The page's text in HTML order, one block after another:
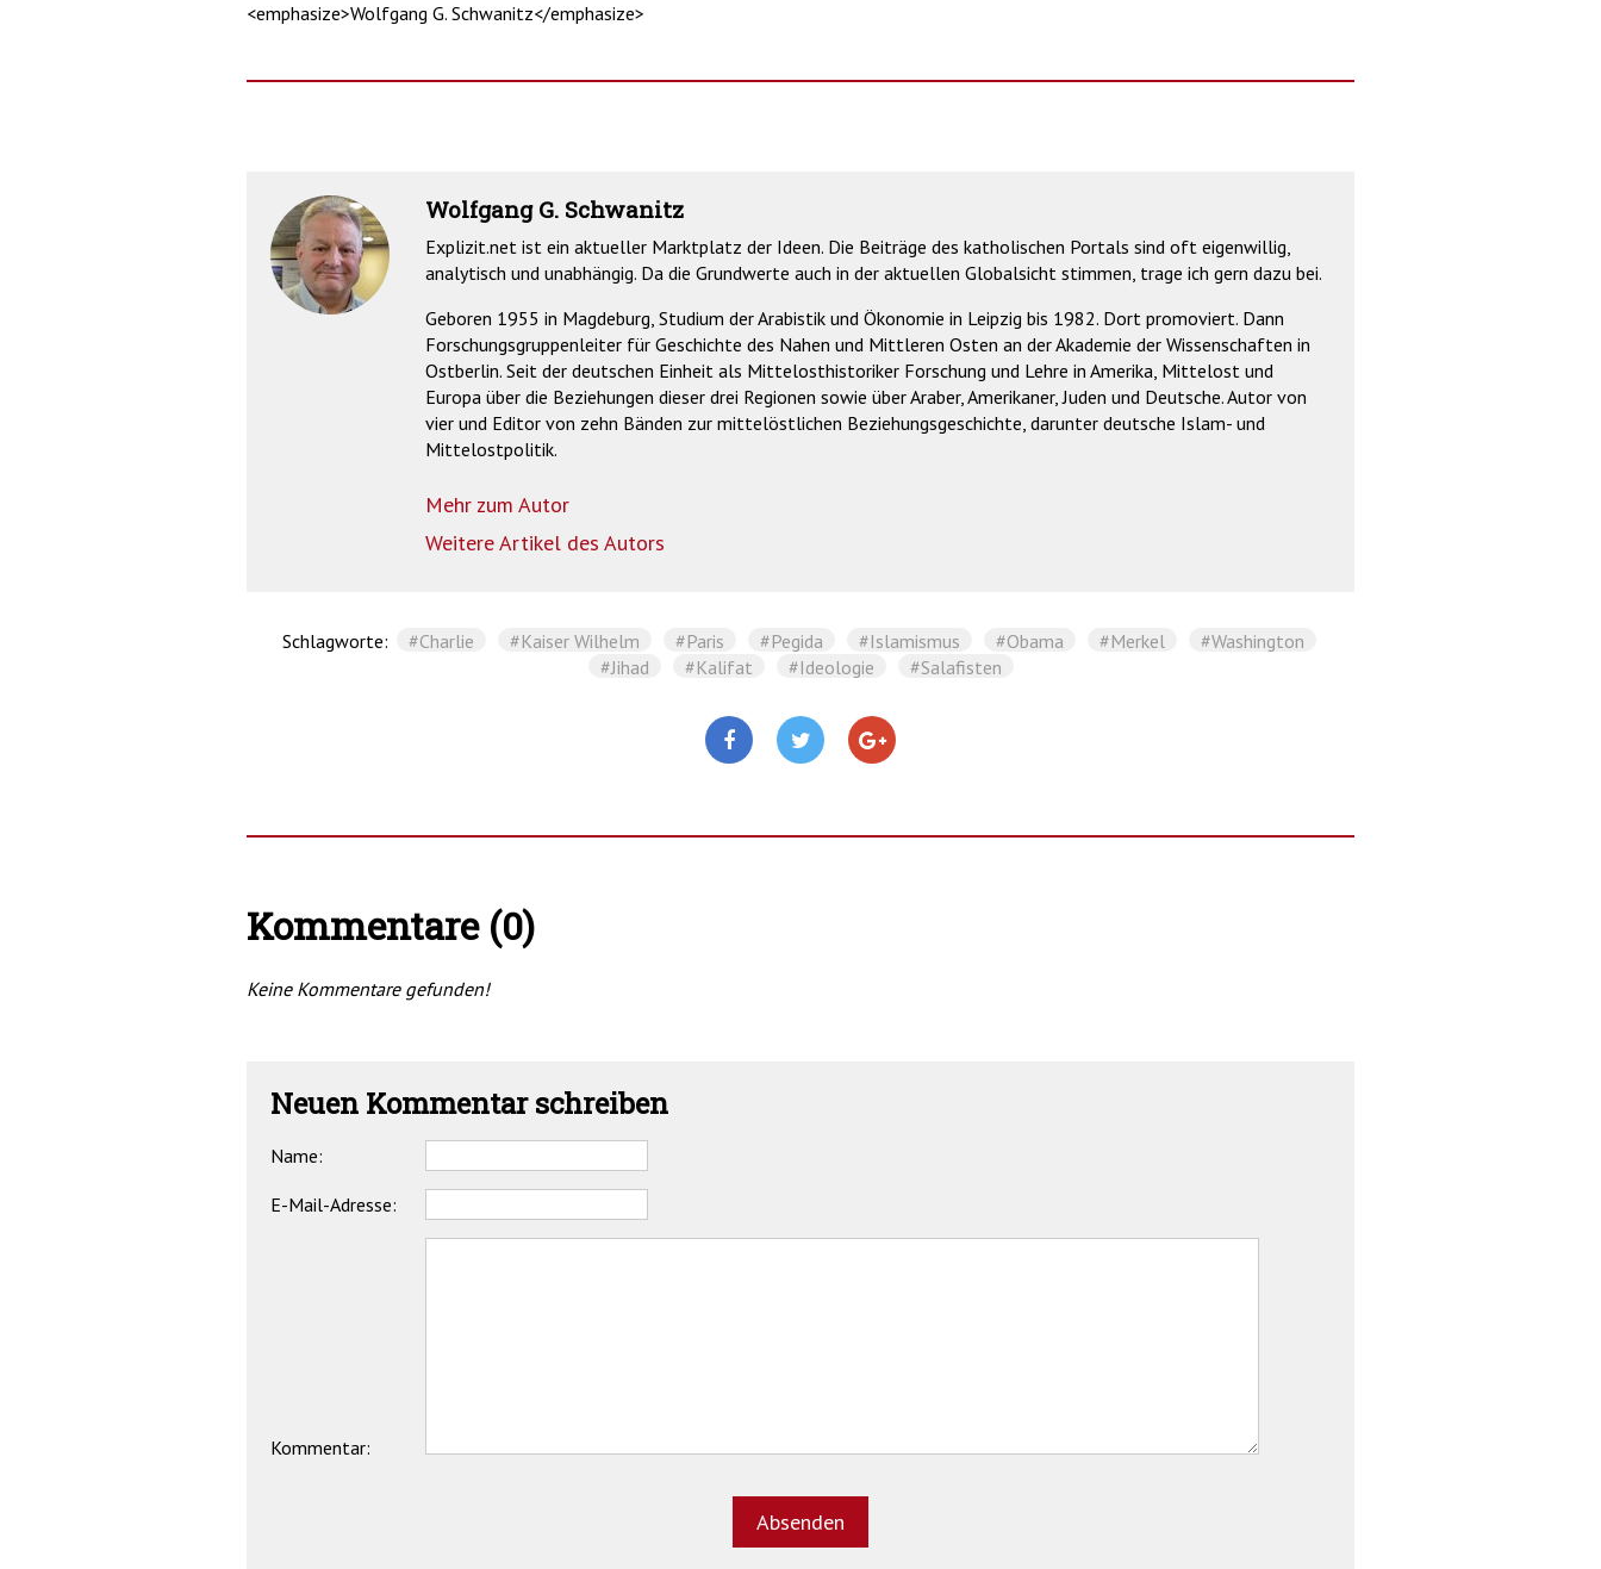
<emphasize>Wolfgang G. Schwanitz</emphasize>
Wolfgang G. Schwanitz
Explizit.net ist ein aktueller Marktplatz der Ideen. Die Beiträge des katholischen Portals sind oft eigenwillig,
analytisch und unabhängig. Da die Grundwerte auch in der aktuellen Globalsicht stimmen, trage ich gern dazu bei.
Geboren 1955 in Magdeburg, Studium der Arabistik und Ökonomie in Leipzig bis 1982. Dort promoviert. Dann
Forschungsgruppenleiter für Geschichte des Nahen und Mittleren Osten an der Akademie der Wissenschaften in
Ostberlin. Seit der deutschen Einheit als Mittelosthistoriker Forschung und Lehre in Amerika, Mittelost und
Europa über die Beziehungen dieser drei Regionen sowie über Araber, Amerikaner, Juden und Deutsche. Autor von
vier und Editor von zehn Bänden zur mittelöstlichen Beziehungsgeschichte, darunter deutsche Islam- und
Mittelostpolitik.
Mehr zum Autor
Weitere Artikel des Autors
Schlagworte: #Charlie #Kaiser Wilhelm #Paris #Pegida #Islamismus #Obama #Merkel
#Washington
#Jihad
#Kalifat #Ideologie #Salafisten
Kommentare (0)
Keine Kommentare gefunden!
Neuen Kommentar schreiben
Name:
E-Mail-Adresse:
Kommentar: